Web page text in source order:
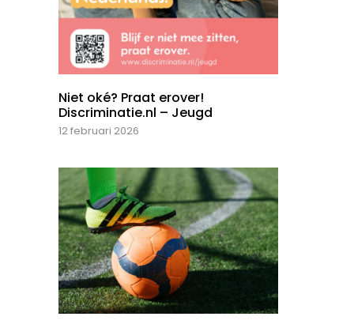
Niet oké? Praat erover!
Discriminatie.nl – Jeugd
12 februari 2026